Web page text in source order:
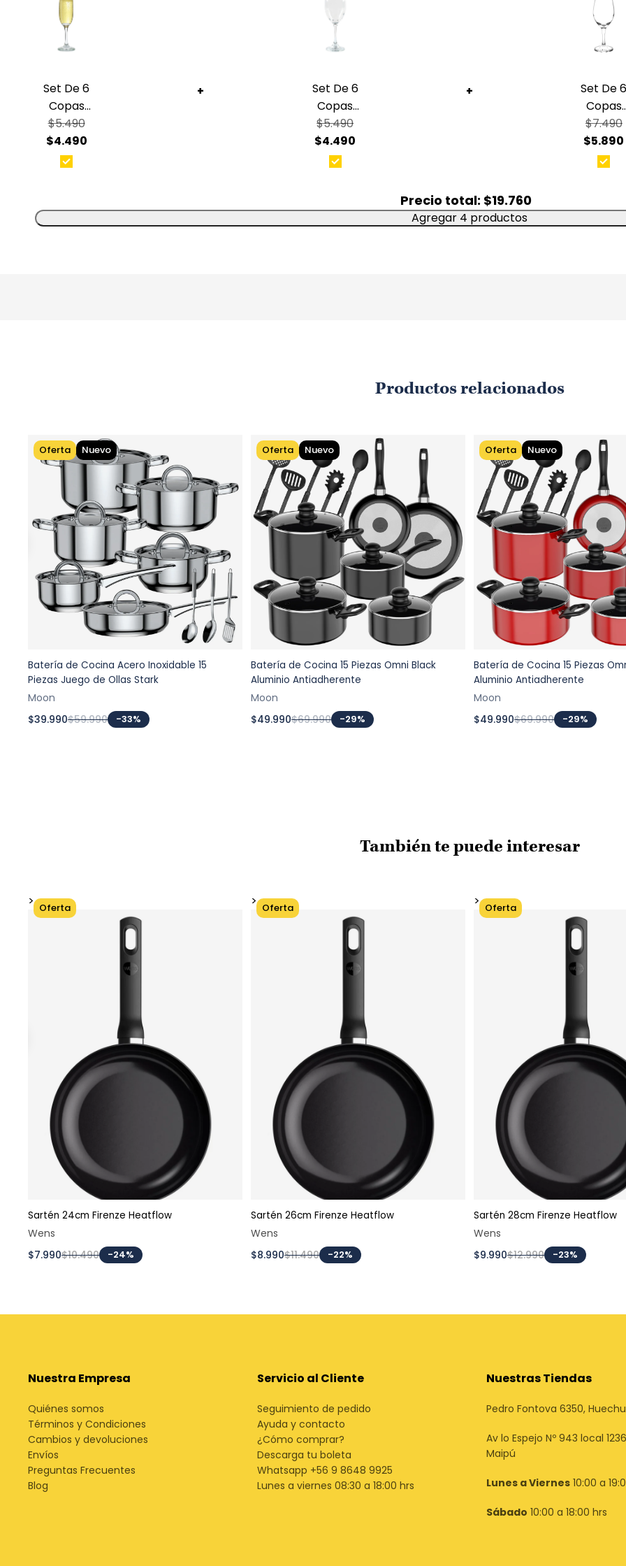
Set
tanto
Antes
Este set
tu mesa
Color:
Apta
Set De 6
Copas
De
Champagne
176Cc
$5.490
$4.490
+
Set De 6
Copas
Vino
Tinto
Versalles
$5.490
$4.490
+
Set De 6
Copas
Vino
386Cc
Rioja
$7.490
$5.890
Precio total: $19.760
Agregar 4 productos
Productos relacionados
Agregar al carrito
Oferta Nuevo
Batería de Cocina Acero Inoxidable 15
Piezas Juego de Ollas Stark
Moon
$39.990$59.990 -33%
Agregar al carrito
Oferta Nuevo
Batería de Cocina 15 Piezas Omni Black
Aluminio Antiadherente
Moon
$49.990$69.990 -29%
Agregar al
Oferta Nuevo
Batería de Cocina 15 Piezas
Aluminio Antiadherente
Moon
$49.990$69.990 -29%
También te puede interesar
>
Agregar al carrito
Oferta
Sartén 24cm Firenze Heatflow
Wens
$7.990$10.490 -24%
>
Agregar al carrito
Oferta
Sartén 26cm Firenze Heatflow
Wens
$8.990$11.490 -22%
>
Agregar al carrito
Oferta
Sartén 28cm Firenze Heatflow
Wens
$9.990$12.990 -23%
Nuestra Empresa
Quiénes somos
Términos y Condiciones
Cambios y devoluciones
Envíos
Preguntas Frecuentes
Blog
Servicio al Cliente
Seguimiento de pedido
Ayuda y contacto
¿Cómo comprar?
Descarga tu boleta
Whatsapp +56 9 8648 9925
Lunes a viernes 08:30 a 18:00 hrs
Nuestras Tiendas
Pedro Fontova 6350,
Av lo Espejo Nº 943 local
Maipú
Lunes a Viernes 10:00 a
Sábado 10:00 a 18:00 hrs